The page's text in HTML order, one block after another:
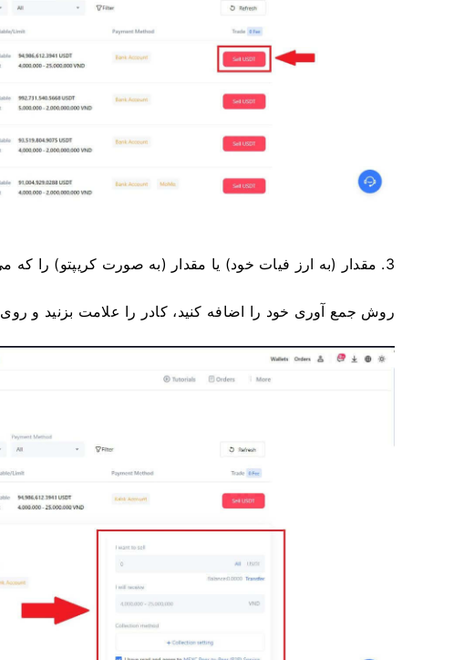
3. مقدار (به ارز فیات خود) یا مقدار (به صورت کریپتو) را که می خواهید بفروشید وارد کنید.
روش جمع آوری خود را اضافه کنید، کادر را علامت بزنید و روی